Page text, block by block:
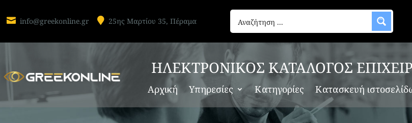
 info@greekonline.gr  25ης Μαρτίου 35, Πέραμα
ΗΛΕΚΤΡΟΝΙΚΟΣ ΚΑΤΑΛΟΓΟΣ
Αρχική Υπηρεσίες Κατηγορίες Κατασκευή